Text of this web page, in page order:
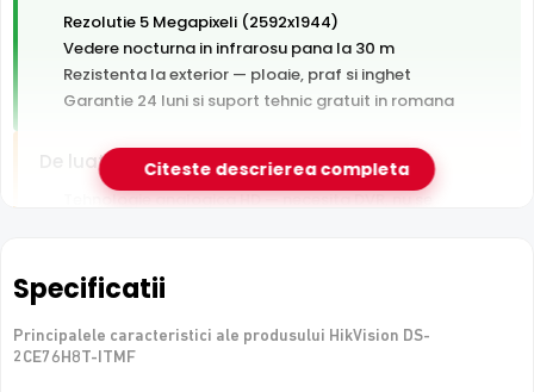
Rezolutie 5 Megapixeli (2592x1944)
Vedere nocturna in infrarosu pana la 30 m
Rezistenta la exterior — ploaie, praf si inghet
Garantie 24 luni si suport tehnic gratuit in romana
De luat in calcul
Tehnologie analogica HD — necesita DVR, nu se
e-Camere.ro recomanda acest produs pentru:
curtea si exteriorul casei.
Citeste descrierea completa
Specificatii
Principalele caracteristici ale produsului HikVision DS-
2CE76H8T-ITMF